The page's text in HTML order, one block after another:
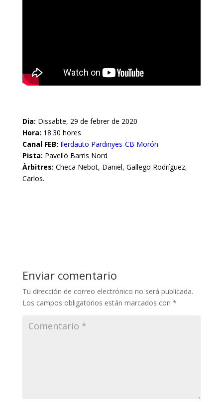
Dia: Dissabte, 29 de febrer de 2020
Hora: 18:30 hores
Canal FEB: Ilerdauto Pardinyes-CB Morón
Pista: Pavelló Barris Nord
Àrbitres: Checa Nebot, Daniel, Gallego Rodríguez,
Carlos.
Enviar comentario
Tu dirección de correo electrónico no será publicada.
Los campos obligatorios están marcados con *